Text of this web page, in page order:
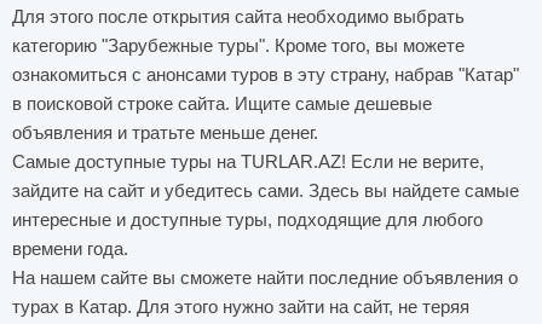
Для этого после открытия сайта необходимо выбрать
категорию "Зарубежные туры". Кроме того, вы можете
ознакомиться с анонсами туров в эту страну, набрав "Катар"
в поисковой строке сайта. Ищите самые дешевые
объявления и тратьте меньше денег.
Самые доступные туры на TURLAR.AZ! Если не верите,
зайдите на сайт и убедитесь сами. Здесь вы найдете самые
интересные и доступные туры, подходящие для любого
времени года.
На нашем сайте вы сможете найти последние объявления о
турах в Катар. Для этого нужно зайти на сайт, не теряя